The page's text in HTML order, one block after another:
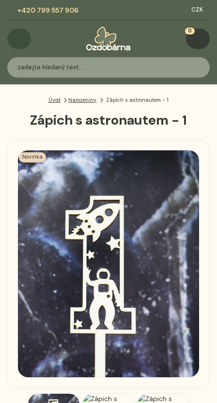
+420 799 557 906 CZK
0
Úvod Narozeniny Zápich s astronautem - 1
Zápich s astronautem - 1
Novinka